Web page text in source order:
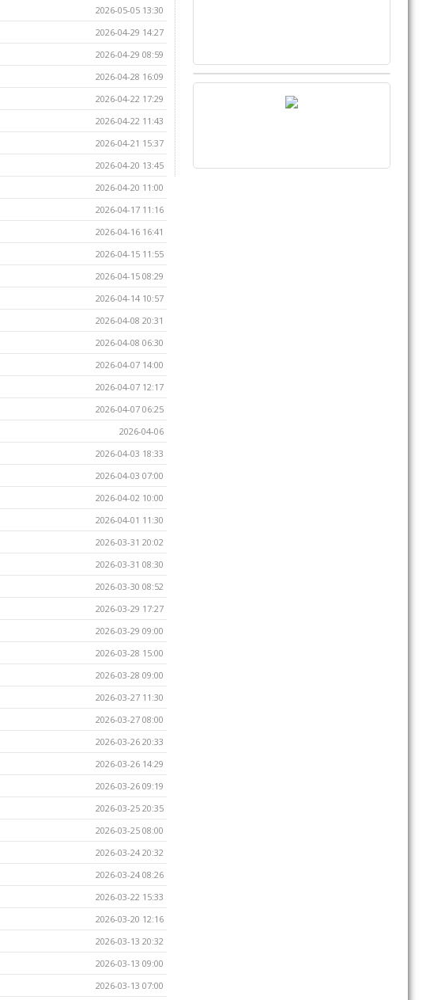
2026-05-05 13:30
2026-04-29 14:27
2026-04-29 08:59
2026-04-28 16:09
2026-04-22 17:29
2026-04-22 11:43
2026-04-21 15:37
2026-04-20 13:45
2026-04-20 11:00
2026-04-17 11:16
2026-04-16 16:41
2026-04-15 11:55
2026-04-15 08:29
2026-04-14 10:57
2026-04-08 20:31
2026-04-08 06:30
2026-04-07 14:00
2026-04-07 12:17
2026-04-07 06:25
2026-04-06
2026-04-03 18:33
2026-04-03 07:00
2026-04-02 10:00
2026-04-01 11:30
2026-03-31 20:02
2026-03-31 08:30
2026-03-30 08:52
2026-03-29 17:27
2026-03-29 09:00
2026-03-28 15:00
2026-03-28 09:00
2026-03-27 11:30
2026-03-27 08:00
2026-03-26 20:33
2026-03-26 14:29
2026-03-26 09:19
2026-03-25 20:35
2026-03-25 08:00
2026-03-24 20:32
2026-03-24 08:26
2026-03-22 15:33
2026-03-20 12:16
2026-03-13 20:32
2026-03-13 09:00
2026-03-13 07:00